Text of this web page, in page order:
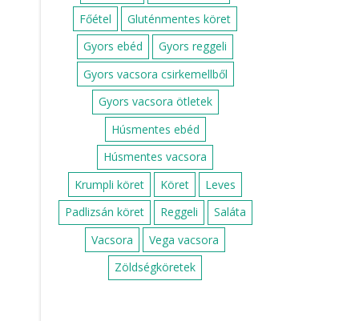
Főétel
Gluténmentes köret
Gyors ebéd
Gyors reggeli
Gyors vacsora csirkemellből
Gyors vacsora ötletek
Húsmentes ebéd
Húsmentes vacsora
Krumpli köret
Köret
Leves
Padlizsán köret
Reggeli
Saláta
Vacsora
Vega vacsora
Zöldségköretek